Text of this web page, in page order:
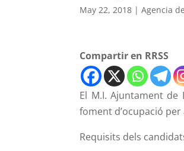
May 22, 2018 |Agencia
Compartir en RRSS
El M.I. Ajuntament de
foment d’ocupació
Requisits dels